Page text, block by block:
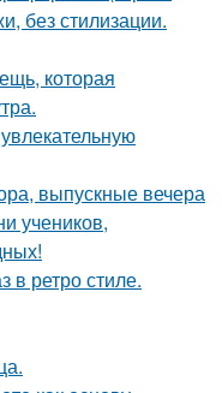
без стилизации.
которая
выпускные вечера
учеников,
в ретро стиле.